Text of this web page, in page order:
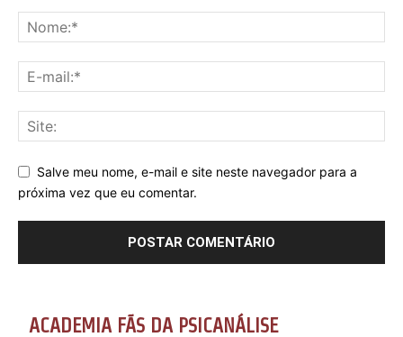
Salve meu nome, e-mail e site neste navegador para a
próxima vez que eu comentar.
ACADEMIA FÃS DA PSICANÁLISE